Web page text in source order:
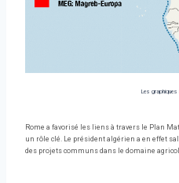
Les graphiques
Rome a favorisé les liens à travers le Plan
un rôle clé. Le président algérien a en effet
des projets communs dans le domaine